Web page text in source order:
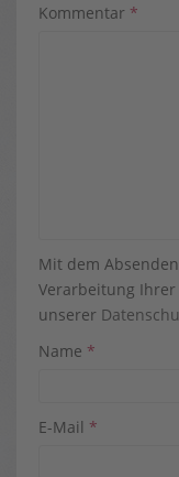
Kommentar *
Mit dem
Verarbeitung
unserer
Name *
E-Mail *